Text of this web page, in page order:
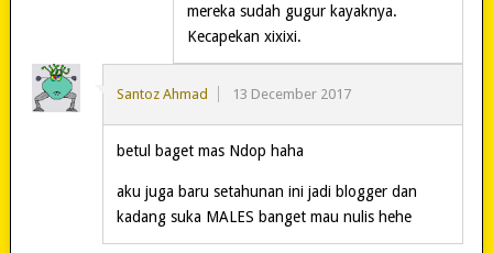
mereka sudah gugur kayaknya.
Kecapekan xixixi.
Santoz Ahmad 13 December 2017
betul baget mas Ndop haha
aku juga baru setahunan ini jadi blogger dan
kadang suka MALES banget mau nulis hehe